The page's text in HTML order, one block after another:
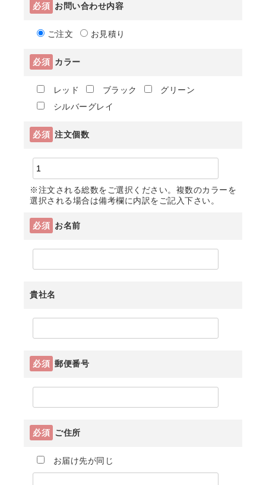
必須 お問い合わせ内容
ご注文 お見積り
必須 カラー
レッド ブラック
グリーン
シルバーグレイ
必須 注文個数
※注文される総数をご選択ください。複数のカラーを
選択される場合は備考欄に内訳をご記入下さい。
必須 お名前
貴社名
必須 郵便番号
必須 ご住所
お届け先が同じ